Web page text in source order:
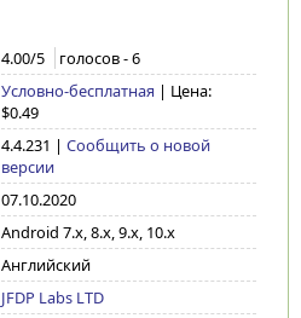
4.00/5 голосов -6
Условно-бесплатная | Цена:
$0.49
4.4.231 | Сообщить о новой
версии
07.10.2020
Android 7.x, 8.x, 9.x, 10.x
Английский
JFDP Labs LTD